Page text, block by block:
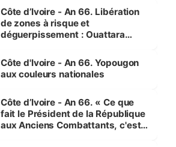
milieu des sinistrés
Côte d’Ivoire - An 66. Libération
de zones à risque et
déguerpissement : Ouattara
l'Etat de droit pour préserver les
vies humaines »
Côte d'Ivoire - An 66. Yopougon
aux couleurs nationales
Côte d’Ivoire - An 66. « Ce que
fait le Président de la République
aux Anciens Combattants, c'est